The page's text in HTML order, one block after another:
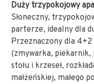
Duży trzypokojowy
Słoneczny,
parterze, idealny dla
Przeznaczony dla 4+2
(zmywarka, piekarnik,
stołu i krzeseł,
małżeńskiej, małego